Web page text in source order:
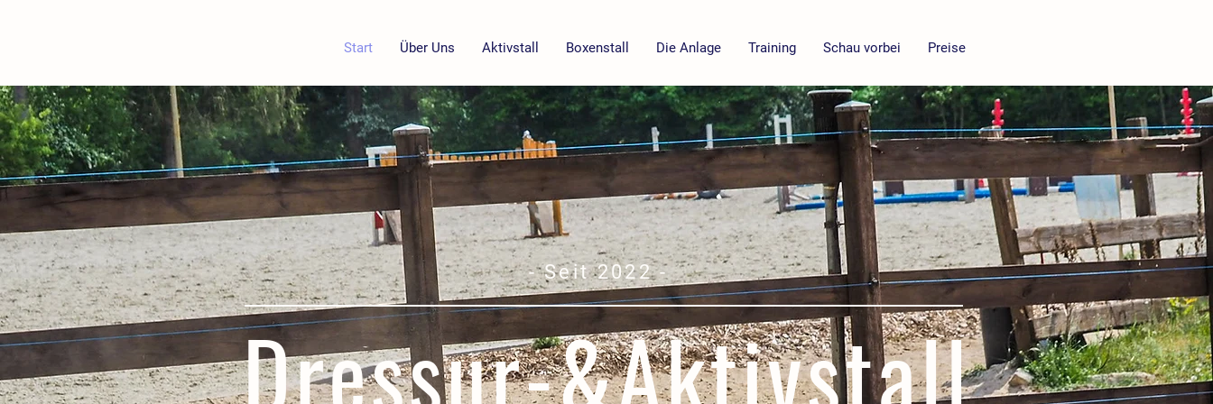
Start Über Uns Aktivstall Boxenstall Die Anlage Training Schau vorbei Preise
- Seit 2022 -
Dressur-&Aktivstall